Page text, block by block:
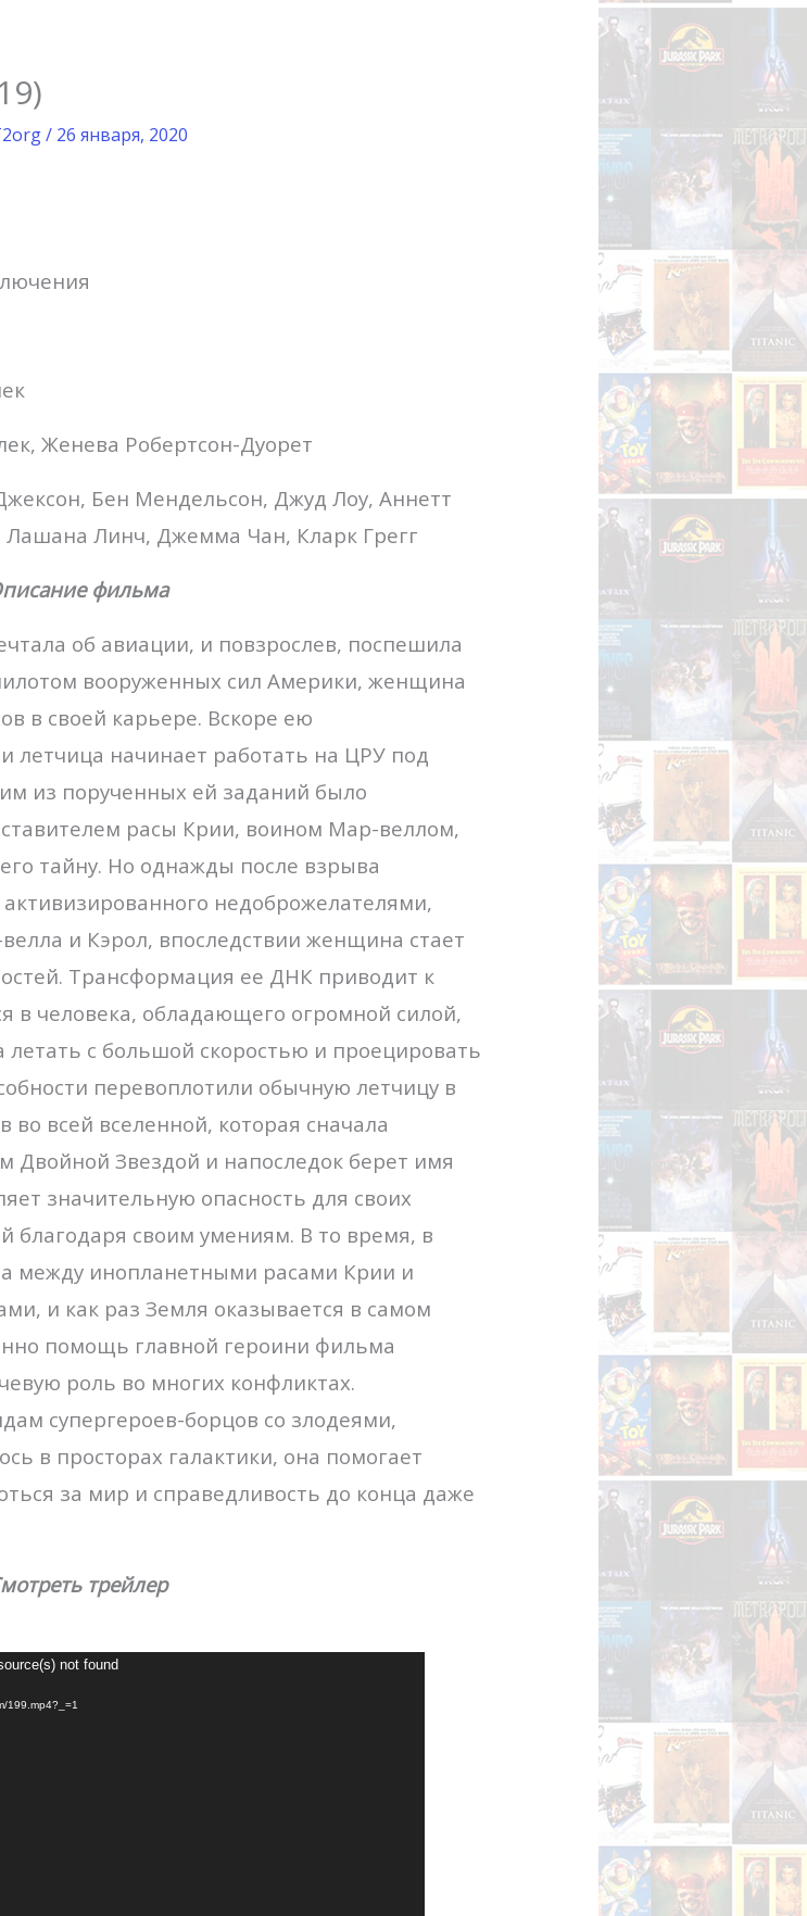
/ 26 января, 2020
Женева Робертсон-Дуорет
Бен Мендельсон, Джуд Лоу, Аннетт
Линч, Джемма Чан, Кларк Грегг
фильма
об авиации, и повзрослев, поспешила
вооруженных сил Америки, женщина
в своей карьере. Вскоре ею
летчица начинает работать на ЦРУ под
из порученных ей заданий было
расы Крии, воином Мар-веллом,
тайну. Но однажды после взрыва
активизированного недоброжелателями,
и Кэрол, впоследствии женщина стает
Трансформация ее ДНК приводит к
в человека, обладающего огромной силой,
летать с большой скоростью и проецировать
перевоплотили обычную летчицу в
всей вселенной, которая сначала
Двойной Звездой и напоследок берет имя
значительную опасность для своих
благодаря своим умениям. В то время, в
между инопланетными расами Крии и
и как раз Земля оказывается в самом
помощь главной героини фильма
роль во многих конфликтах.
супергероев-борцов со злодеями,
в просторах галактики, она помогает
за мир и справедливость до конца даже
трейлер
Видеоплеер
not found
199.mp4?_=1